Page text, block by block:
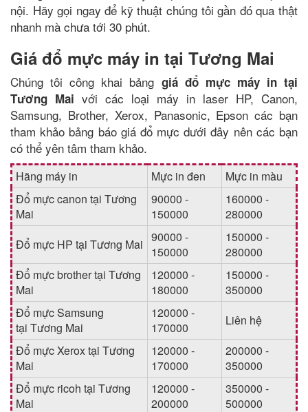
nội. Hãy gọi ngay để kỹ thuật chúng tôi gần đó qua thật
nhanh mà chưa tới 30 phút.
Giá đổ mực máy in tại Tương Mai
Chúng tôi công khai bảng giá đổ mực máy in tại
Tương Mai với các loại máy in laser HP, Canon,
Samsung, Brother, Xerox, Panasonic, Epson các bạn
tham khảo bảng báo giá đổ mực dưới đây nên các bạn
có thể yên tâm tham khảo.
Hãng máy in Mực in đen
Mực in màu
Đổ mực canon tại Tương
Mai
90000 -
150000
160000 -
280000
Đổ mực HP tại Tương Mai 90000 -
150000
150000 -
280000
Đổ mực brother tại Tương
Mai
120000 -
180000
150000 -
350000
Đổ mực Samsung
tại Tương Mai
120000 -
170000
Liên hệ
Đổ mực Xerox tại Tương
Mai
120000 -
170000
200000 -
350000
Đổ mực ricoh tại Tương
Mai
120000 -
200000
350000 -
500000